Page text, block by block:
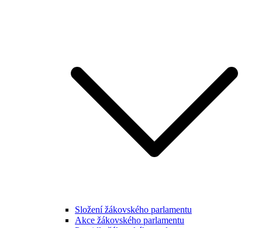
Složení žákovského parlamentu
Akce žákovského parlamentu